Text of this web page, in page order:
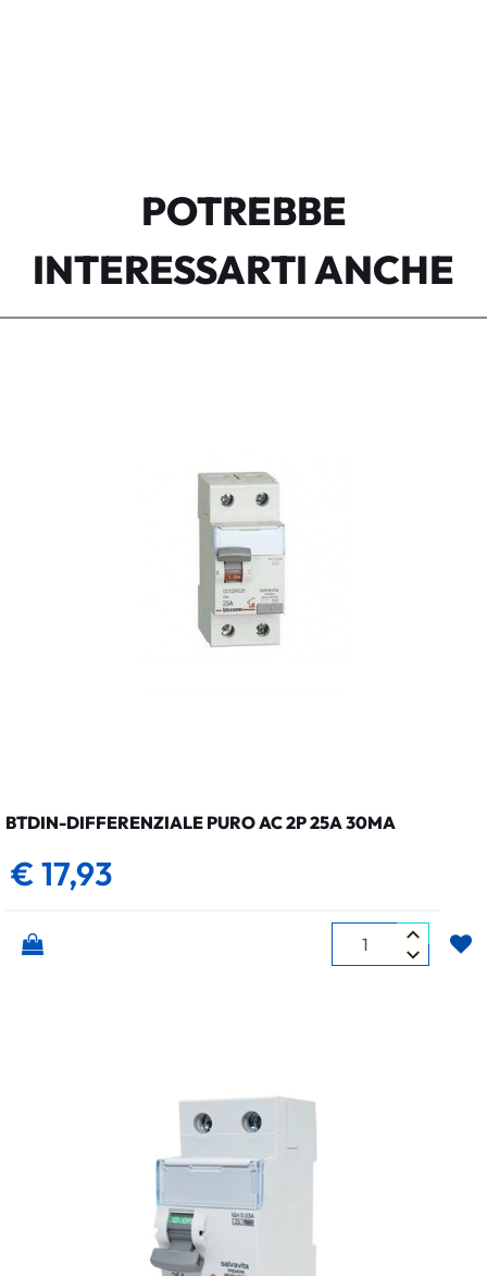
POTREBBE
INTERESSARTI ANCHE
BTDIN-DIFFERENZIALE PURO AC 2P 25A 30MA
€ 17,93
Quantità